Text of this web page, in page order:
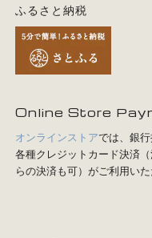
ふるさと納税
Online Store
オンラインストアでは、銀行
各種クレジットカード決済
らの決済も可）がご利用いた